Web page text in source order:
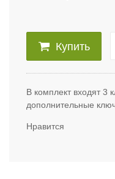
Купить
В комплект входят 3
дополнительные
Нравится